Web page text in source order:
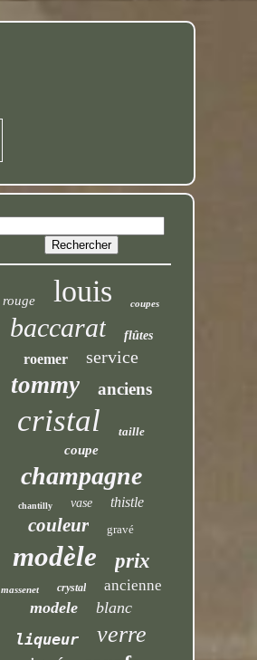
rouge louis coupes
baccarat flûtes
roemer service
tommy anciens
cristal taille
coupe
champagne
chantilly vase thistle
couleur gravé
modèle prix
massenet crystal ancienne
modele
blanc
liqueur
verre